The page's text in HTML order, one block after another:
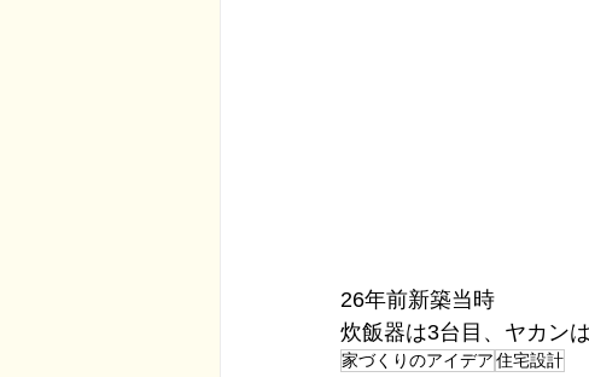
26年前新築当時
炊飯器は3台目、ヤカン
家づくりのアイデア住宅設計